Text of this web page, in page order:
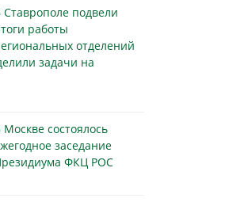
Ставрополе подвели
работы
отделений
задачи на
Москве состоялось
заседание
ФКЦ РОС